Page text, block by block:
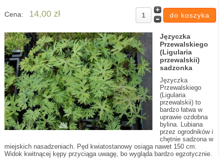
Cena: 14,00 zł
Języczka
Przewalskiego
(Ligularia
przewalskii)
sadzonka
Języczka
Przewalskiego
(Ligularia
przewalskii) to
bardzo łatwa w
uprawie ozdobna
bylina. Lubiana
przez ogrodników i
chętnie sadzona w
miejskich nasadzeniach. Pęd kwiatostanowy osiąga nawet 150 cm.
Widok kwitnącej kępy przyciąga uwagę, bo wygląda bardzo egzotycznie.